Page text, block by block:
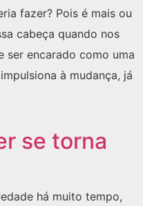
fazer? Pois é mais ou
cabeça quando nos
ser encarado como uma
à mudança, já
se torna
há muito tempo,